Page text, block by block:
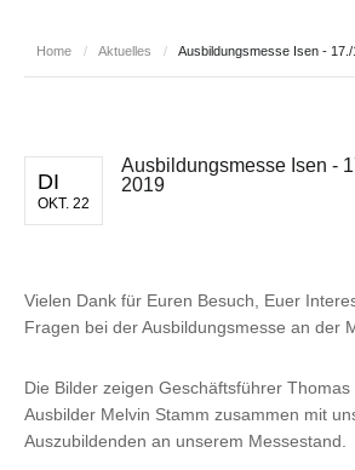
Home / Aktuelles / Ausbildungsmesse Isen -
DI
OKT. 22
Ausbildungsmesse Isen -
2019
Vielen Dank für Euren Besuch, Euer
Fragen bei der Ausbildungsmesse an der
Die Bilder zeigen Geschäftsführer
Ausbilder Melvin Stamm zusammen mit
Auszubildenden an unserem Messestand.